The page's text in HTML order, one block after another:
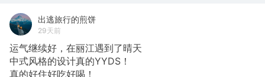
出逃旅行的煎饼
29天前
运气继续好，在丽江遇到了晴天
​中式风格的设计真的YYDS！
​真的好住好吃好喝！